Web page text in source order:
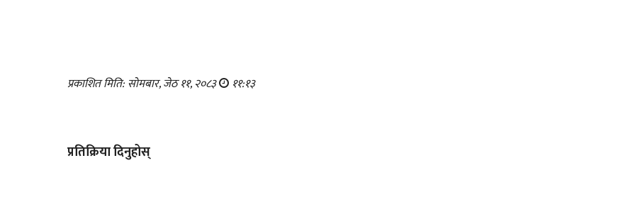
प्रकाशित मिति: सोमबार, जेठ ११, २०८३ ११:१३
प्रतिक्रिया दिनुहोस्